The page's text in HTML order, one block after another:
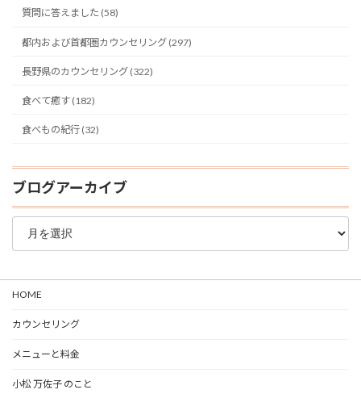
質問に答えました (58)
都内および首都圏カウンセリング (297)
長野県のカウンセリング (322)
食べて癒す (182)
食べもの紀行 (32)
ブログアーカイブ
ブ
グ
ー
カ
ブ
HOME
カウンセリング
メニューと料金
小松 万佐子 のこと